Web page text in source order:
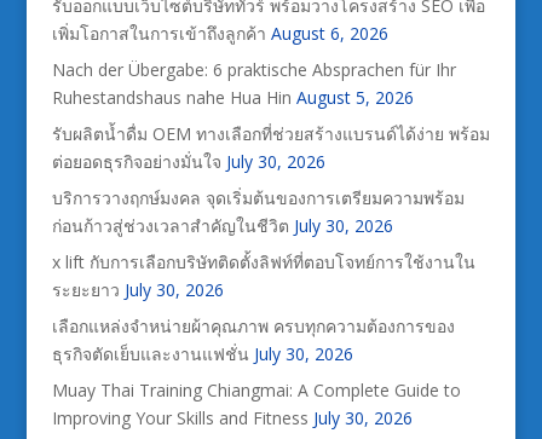
รับออกแบบเว็บไซต์บริษัททัวร์ พร้อมวางโครงสร้าง SEO เพื่อ
เพิ่มโอกาสในการเข้าถึงลูกค้า August 6, 2026
Nach der Übergabe: 6 praktische Absprachen für Ihr
Ruhestandshaus nahe Hua Hin August 5, 2026
รับผลิตน้ำดื่ม OEM ทางเลือกที่ช่วยสร้างแบรนด์ได้ง่าย พร้อม
ต่อยอดธุรกิจอย่างมั่นใจ July 30, 2026
บริการวางฤกษ์มงคล จุดเริ่มต้นของการเตรียมความพร้อม
ก่อนก้าวสู่ช่วงเวลาสำคัญในชีวิต July 30, 2026
x lift กับการเลือกบริษัทติดตั้งลิฟท์ที่ตอบโจทย์การใช้งานใน
ระยะยาว July 30, 2026
เลือกแหล่งจำหน่ายผ้าคุณภาพ ครบทุกความต้องการของ
ธุรกิจตัดเย็บและงานแฟชั่น July 30, 2026
Muay Thai Training Chiangmai: A Complete Guide to
Improving Your Skills and Fitness July 30, 2026